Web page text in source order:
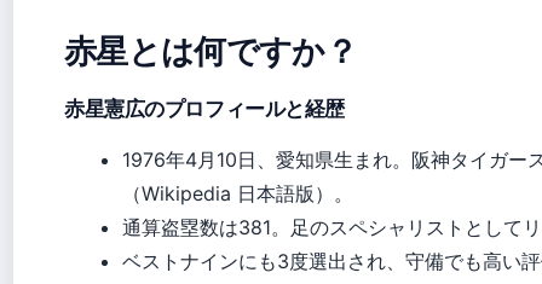
赤星とは何ですか？
赤星憲広のプロフィールと経歴
1976年4月10日、愛知県生まれ。阪神タイガ
（Wikipedia 日本語版）。
通算盗塁数は381。足のスペシャリストとして
ベストナインにも3度選出され、守備でも高い